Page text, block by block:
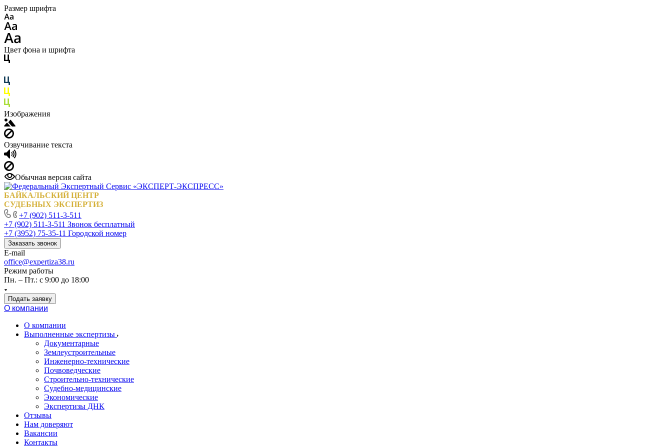
Размер шрифта
Цвет фона и шрифта
Изображения
Озвучивание текста
Обычная версия сайта
БАЙКАЛЬСКИЙ ЦЕНТР
СУДЕБНЫХ ЭКСПЕРТИЗ
+7 (902) 511-3-511
+7 (902) 511-3-511 Звонок бесплатный
+7 (3952) 75-35-11 Городской номер
Заказать звонок
E-mail
office@expertiza38.ru
Режим работы
Пн. – Пт.: с 9:00 до 18:00
Подать заявку
О компании
О компании
Выполненные экспертизы
Документарные
Землеустроительные
Инженерно-технические
Почвоведческие
Строительно-технические
Судебно-медицинские
Экономические
Экспертизы ДНК
Отзывы
Нам доверяют
Вакансии
Контакты